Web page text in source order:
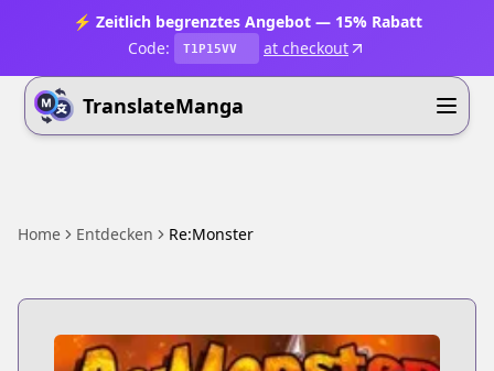
⚡ Zeitlich begrenztes Angebot — 15% Rabatt
Code:
T1P15VV at checkout
TranslateManga
Home Entdecken Re:Monster